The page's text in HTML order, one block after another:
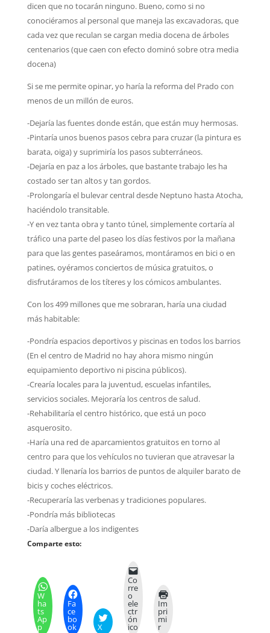
dicen que no tocarán ninguno. Bueno, como si no
conociéramos al personal que maneja las excavadoras, que
cada vez que reculan se cargan media docena de árboles
centenarios (que caen con efecto dominó sobre otra media
docena)
Si se me permite opinar, yo haría la reforma del Prado con
menos de un millón de euros.
-Dejaría las fuentes donde están, que están muy hermosas.
-Pintaría unos buenos pasos cebra para cruzar (la pintura es
barata, oiga) y suprimiría los pasos subterráneos.
-Dejaría en paz a los árboles, que bastante trabajo les ha
costado ser tan altos y tan gordos.
-Prolongaría el bulevar central desde Neptuno hasta Atocha,
haciéndolo transitable.
-Y en vez tanta obra y tanto túnel, simplemente cortaría al
tráfico una parte del paseo los días festivos por la mañana
para que las gentes paseáramos, montáramos en bici o en
patines, oyéramos conciertos de música gratuitos, o
disfrutáramos de los títeres y los cómicos ambulantes.
Con los 499 millones que me sobraran, haría una ciudad
más habitable:
-Pondría espacios deportivos y piscinas en todos los barrios
(En el centro de Madrid no hay ahora mismo ningún
equipamiento deportivo ni piscina públicos).
-Crearía locales para la juventud, escuelas infantiles,
servicios sociales. Mejoraría los centros de salud.
-Rehabilitaría el centro histórico, que está un poco
asquerosito.
-Haría una red de aparcamientos gratuitos en torno al
centro para que los vehículos no tuvieran que atravesar la
ciudad. Y llenaría los barrios de puntos de alquiler barato de
bicis y coches eléctricos.
-Recuperaría las verbenas y tradiciones populares.
-Pondría más bibliotecas
-Daría albergue a los indigentes
Comparte esto:
W
ha
ts
Ap
p
Fa
ce
bo
ok X
Co
rre
o
ele
ctr
ón
ico
Im
pri
mi
r